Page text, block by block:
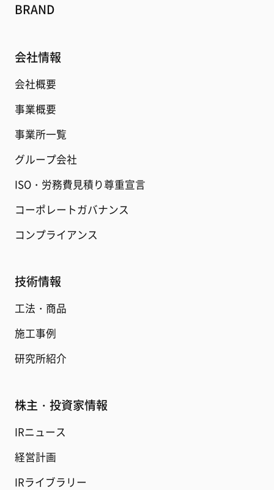
BRAND
会社情報
会社概要
事業概要
事業所一覧
グループ会社
ISO・労務費見積り尊重宣言
コーポレートガバナンス
コンプライアンス
技術情報
工法・商品
施工事例
研究所紹介
株主・投資家情報
IRニュース
経営計画
IRライブラリー